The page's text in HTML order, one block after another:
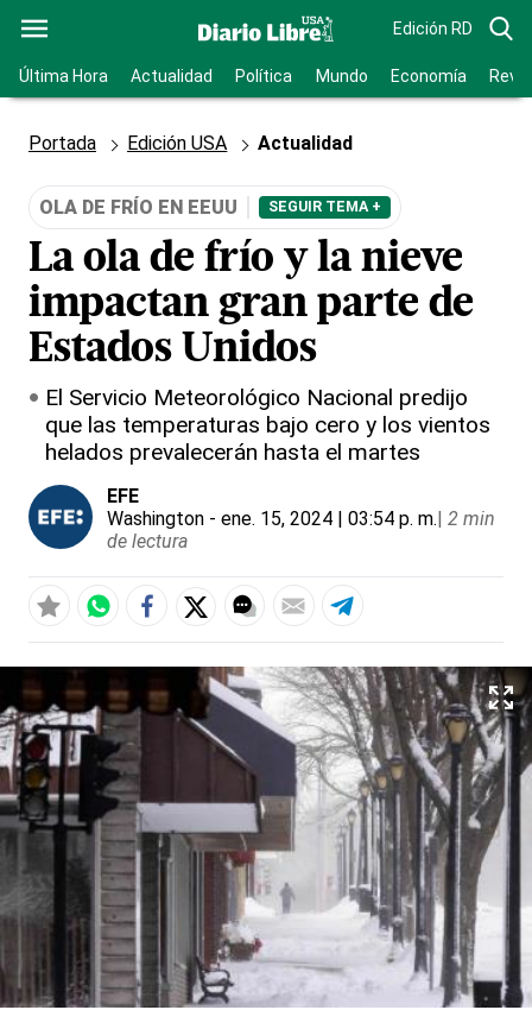
Edición RD
Última Hora Actualidad Política Mundo Economía
Portada Edición USA Actualidad
OLA DE FRÍO EN EEUU SEGUIR TEMA +
La ola de frío y la nieve
impactan gran parte de
Estados Unidos
El Servicio Meteorológico Nacional predijo
que las temperaturas bajo cero y los vientos
helados prevalecerán hasta el martes
EFE
Washington - ene. 15, 2024 | 03:54 p. m.| 2 min
de lectura